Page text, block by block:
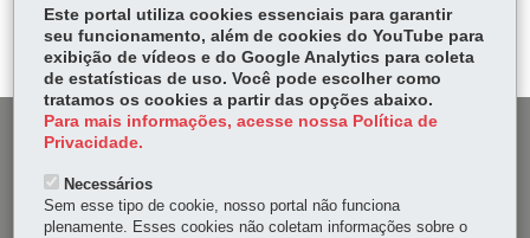
ok
itt
er
Ap
p
DENUNCIE CORRUPÇÃO
OUVIDORIA
Este portal utiliza cookies essenciais para garantir
seu funcionamento, além de cookies do YouTube para
exibição de vídeos e do Google Analytics para coleta
de estatísticas de uso. Você pode escolher como
tratamos os cookies a partir das opções abaixo.
Para mais informações, acesse nossa Política de
Privacidade.
Necessários
Sem esse tipo de cookie, nosso portal não funciona
plenamente. Esses cookies não coletam informações sobre o